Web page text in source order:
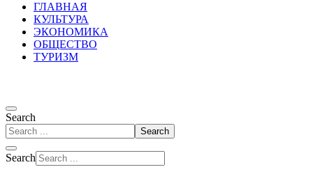
ГЛАВНАЯ
КУЛЬТУРА
ЭКОНОМИКА
ОБЩЕСТВО
ТУРИЗМ
Search
Search
Search